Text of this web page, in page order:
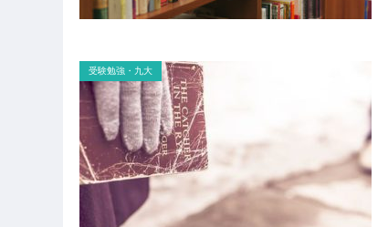
受験勉強・九大